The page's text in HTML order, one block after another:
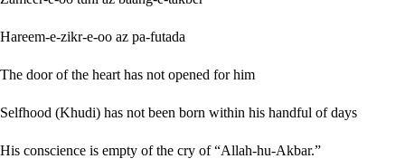
Hareem-e-zikr-e-oo az pa-futada
The door of the heart has not opened for him
Selfhood (Khudi) has not been born within his handful of days
His conscience is empty of the cry of “Allah-hu-Akbar.”